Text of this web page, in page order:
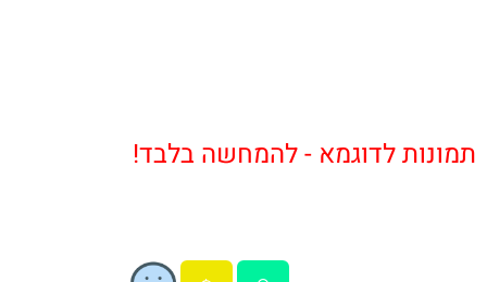
תמונות לדוגמא - להמחשה בלבד!